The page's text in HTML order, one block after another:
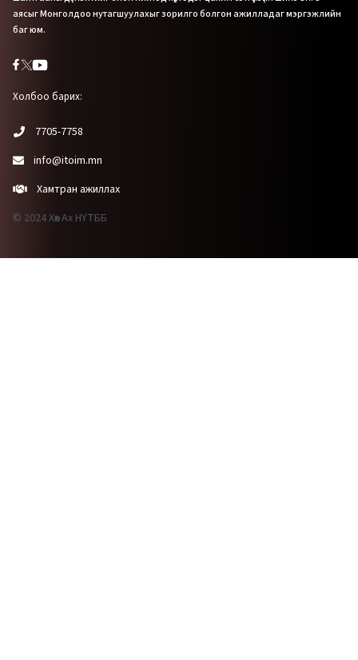
аясыг Монголдоо нутагшуулахыг зорилго болгон ажилладаг мэргэжлийн
баг юм.
Холбоо барих:
7705-7758
info@itoim.mn
Хамтран ажиллах
© 2024 Хөх Ах НҮТББ